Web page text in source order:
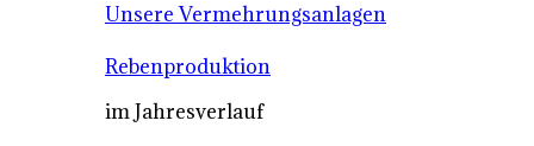
Unsere Vermehrungsanlagen
Rebenproduktion
im Jahresverlauf